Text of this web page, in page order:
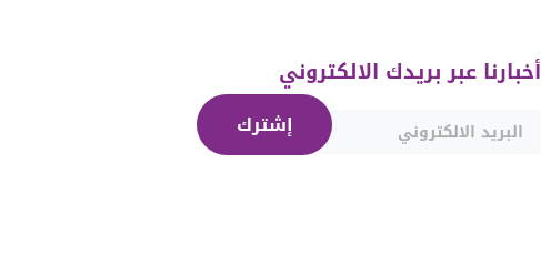
أخبارنا عبر بريدك الالكتروني
إشترك